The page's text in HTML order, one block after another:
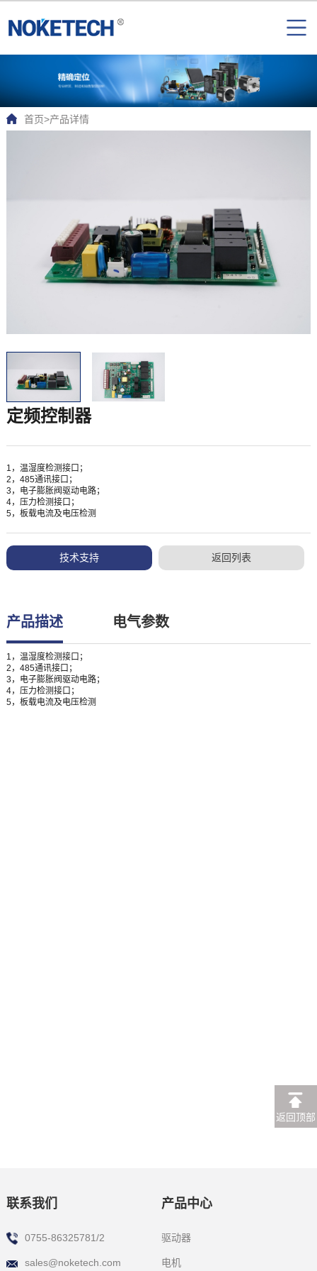
首页>产品详情
定频控制器
1，温湿度检测接口；
2，485通讯接口；
3，电子膨胀阀驱动电路；
4，压力检测接口；
5，板载电流及电压检测
技术支持 返回列表
产品描述 电气参数
1，温湿度检测接口；
2，485通讯接口；
3，电子膨胀阀驱动电路；
4，压力检测接口；
5，板载电流及电压检测
返回顶部
联系我们
0755-86325781/2
sales@noketech.com
产品中心
驱动器
电机